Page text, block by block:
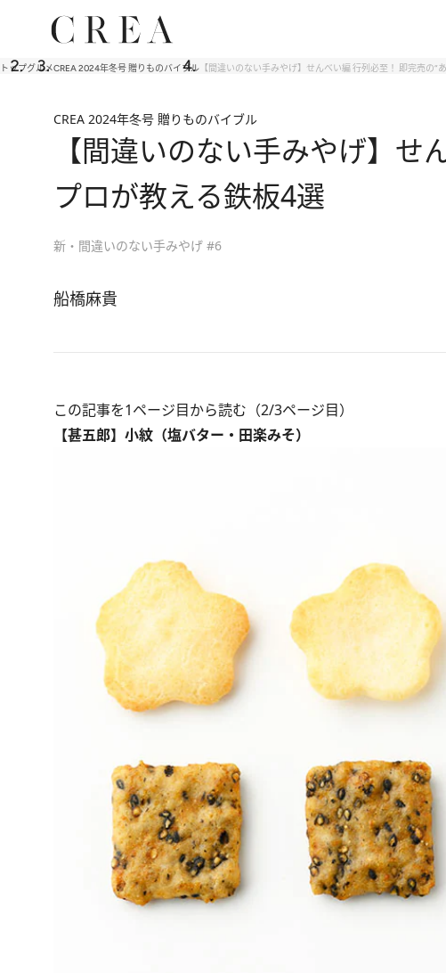
トップグルメCREA 2024年冬号 贈りものバイブル 【間違いのない手みやげ】せんべい編 行列必至！ 即完売の
CREA 2024年冬号 贈りものバイブル
【間違いのない手みやげ】せ
プロが教える鉄板4選
新・間違いのない手みやげ #6
船橋麻貴
この記事を1ページ目から読む（2/3ページ目）
【甚五郎】小紋（塩バター・田楽みそ）